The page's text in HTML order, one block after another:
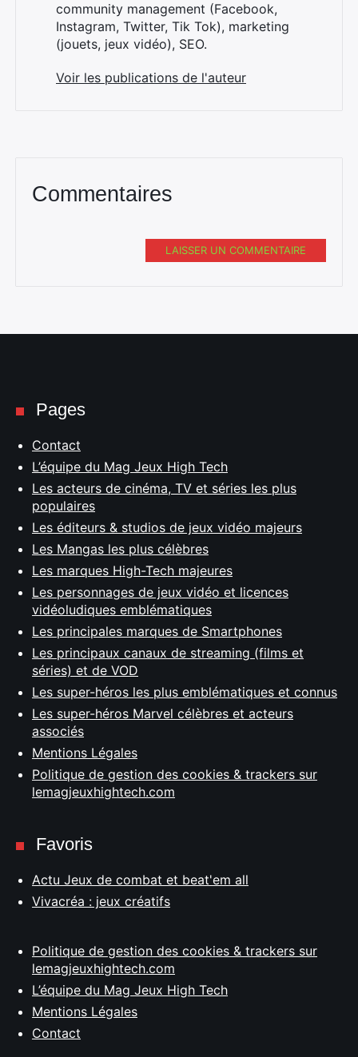
community management (Facebook,
Instagram, Twitter, Tik Tok), marketing
(jouets, jeux vidéo), SEO.
Voir les publications de l'auteur
Commentaires
LAISSER UN COMMENTAIRE
Pages
Contact
L’équipe du Mag Jeux High Tech
Les acteurs de cinéma, TV et séries les plus
populaires
Les éditeurs & studios de jeux vidéo majeurs
Les Mangas les plus célèbres
Les marques High-Tech majeures
Les personnages de jeux vidéo et licences
vidéoludiques emblématiques
Les principales marques de Smartphones
Les principaux canaux de streaming (films et
séries) et de VOD
Les super-héros les plus emblématiques et connus
Les super-héros Marvel célèbres et acteurs
associés
Mentions Légales
Politique de gestion des cookies & trackers sur
lemagjeuxhightech.com
Favoris
Actu Jeux de combat et beat'em all
Vivacréa : jeux créatifs
Politique de gestion des cookies & trackers sur
lemagjeuxhightech.com
L’équipe du Mag Jeux High Tech
Mentions Légales
Contact